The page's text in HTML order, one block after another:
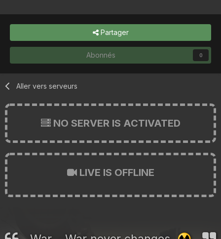
Partager
Abonnés 0
Aller vers serveurs
NO SERVER IS ACTIVATED
LIVE IS OFFLINE